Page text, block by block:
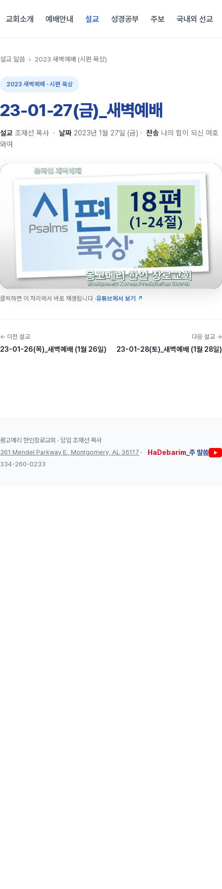
교회소개 예배안내 설교 성경공부 주보 국내외 선교
설교 말씀 › 2023 새벽예배 (시편 묵상)
2023 새벽예배 · 시편 묵상
23-01-27(금)_새벽예배
설교 조재선 목사 · 날짜 2023년 1월 27일 (금) · 찬송 나의 힘이 되신 여호
와여
클릭하면 이 자리에서 바로 재생됩니다 ·유튜브에서 보기 ↗
← 이전 설교
23-01-26(목)_새벽예배 (1월 26일)
다음 설교 →
23-01-28(토)_새벽예배 (1월 28일)
몽고메리 한인장로교회 · 담임 조재선 목사
361 Mendel Parkway E., Montgomery, AL 36117 ·
334-260-0233
HaDebarim _주 말씀